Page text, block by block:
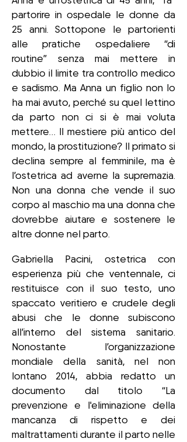
partorire in ospedale le donne da
25 anni. Sottopone le partorienti
alle pratiche ospedaliere “di
routine” senza mai mettere in
dubbio il limite tra controllo medico
e sadismo. Ma Anna un figlio non lo
ha mai avuto, perché su quel lettino
da parto non ci si è mai voluta
mettere… Il mestiere più antico del
mondo, la prostituzione? Il primato si
declina sempre al femminile, ma è
l’ostetrica ad averne la supremazia.
Non una donna che vende il suo
corpo al maschio ma una donna che
dovrebbe aiutare e sostenere le
altre donne nel parto.
Gabriella Pacini, ostetrica con
esperienza più che ventennale, ci
restituisce con il suo testo, uno
spaccato veritiero e crudele degli
abusi che le donne subiscono
all’interno del sistema sanitario.
Nonostante l’organizzazione
mondiale della sanità, nel non
lontano 2014, abbia redatto un
documento dal titolo “La
prevenzione e l'eliminazione della
mancanza di rispetto e dei
maltrattamenti durante il parto nelle